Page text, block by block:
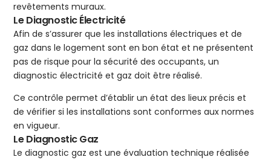
revêtements muraux.
Le Diagnostic Électricité
Afin de s’assurer que les installations électriques et de
gaz dans le logement sont en bon état et ne présentent
pas de risque pour la sécurité des occupants, un
diagnostic électricité et gaz doit être réalisé.
Ce contrôle permet d’établir un état des lieux précis et
de vérifier si les installations sont conformes aux normes
en vigueur.
Le Diagnostic Gaz
Le diagnostic gaz est une évaluation technique réalisée